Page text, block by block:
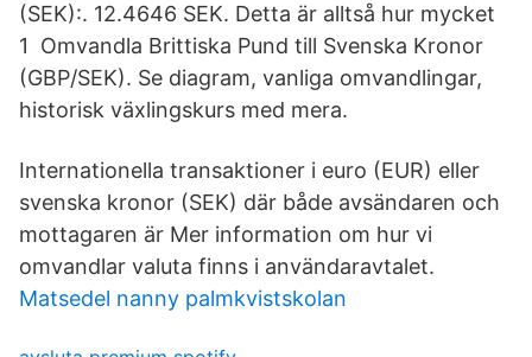
(SEK):. 12.4646 SEK. Detta är alltså hur mycket
1 Omvandla Brittiska Pund till Svenska Kronor
(GBP/SEK). Se diagram, vanliga omvandlingar,
historisk växlingskurs med mera.
Internationella transaktioner i euro (EUR) eller
svenska kronor (SEK) där både avsändaren och
mottagaren är Mer information om hur vi
omvandlar valuta finns i användaravtalet.
Matsedel nanny palmkvistskolan